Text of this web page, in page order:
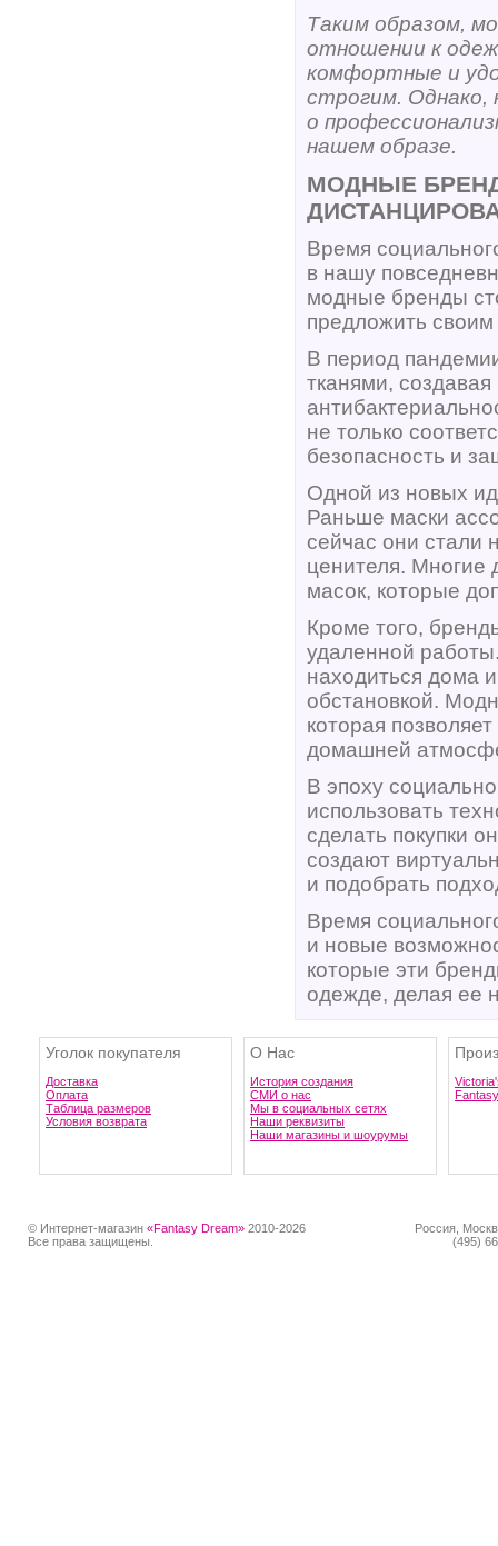
Таким образом,
отношении к
комфортные и
строгим. Однако,
о
нашем образе.
МОДНЫЕ
Время
в нашу
модные бренды
предложить
В период
тканями,
не только
безопасность и
Одной из новых
Раньше маски
сейчас они стали
ценителя. Многие
масок, которые
Кроме того,
удаленной
находиться дома
обстановкой.
которая
домашней
В эпоху
использовать
сделать покупки
создают
и подобрать
Время
и новые
которые эти
одежде, делая ее
Уголок покупателя
Доставка
Оплата
Таблица размеров
Условия возврата
О Нас
История создания
СМИ о нас
Мы в социальных сетях
Наши реквизиты
Наши магазины и шоурумы
© Интернет-магазин «Fantasy Dream» 2010-2026
Все права защищены.
Россия,
(495)